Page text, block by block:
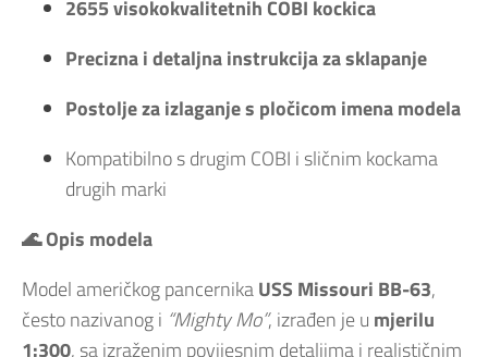
2655 visokokvalitetnih COBI kockica
Precizna i detaljna instrukcija za sklapanje
Postolje za izlaganje s pločicom imena modela
Kompatibilno s drugim COBI i sličnim kockama
drugih marki
🌊 Opis modela
Model američkog pancernikaUSS Missouri BB-63,
često nazivanog i “Mighty Mo”, izrađen je u mjerilu
1:300, sa izraženim povijesnim detaljima i realističnim